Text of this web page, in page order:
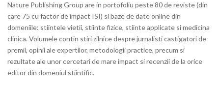
Nature Publishing Group are in portofoliu peste 80 de reviste (din
care 75 cu factor de impact ISI) si baze de date online din
domeniile: stiintele vietii, stiinte fizice, stiinte applicate si medicina
clinica. Volumele contin stiri zilnice despre jurnalisti castigatori de
premii, opinii ale expertilor, metodologii practice, precum si
rezultate ale unor cercetari de mare impact si recenzii de la orice
editor din domeniul stiintific.